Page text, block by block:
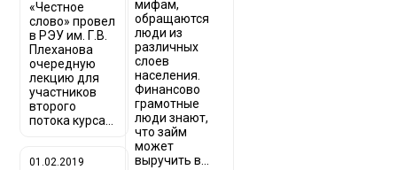
«Честное
слово» провел
в РЭУ им. Г.В.
Плеханова
очередную
лекцию для
участников
второго
потока курса...
01.02.2019
мифам,
обращаются
люди из
различных
слоев
населения.
Финансово
грамотные
люди знают,
что займ
может
выручить в...